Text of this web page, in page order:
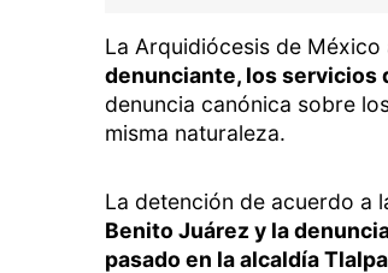
La Arquidiócesis de México
denunciante, los servicios
denuncia canónica sobre
misma naturaleza.
La detención de acuerdo a
Benito Juárez y la
pasado en la alcaldía